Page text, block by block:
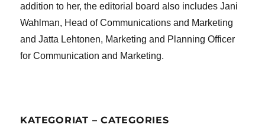
addition to her, the editorial board also includes Jani
Wahlman, Head of Communications and Marketing
and Jatta Lehtonen, Marketing and Planning Officer
for Communication and Marketing.
KATEGORIAT – CATEGORIES